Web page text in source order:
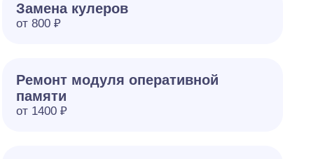
Замена кулеров
от 800 ₽
Ремонт модуля оперативной
памяти
от 1400 ₽